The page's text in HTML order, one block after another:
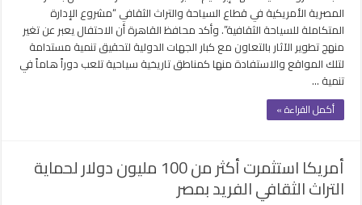
المصرية
الأمريكية
في
قطاع
المصرية الأمريكية في قطاع السياحة والتراث الثقافي “مشروع الإدارة
المتكاملة للسياحة الثقافية”. وأكد محافظ القاهرة أن الاحتفال يعبر عن تغير
منهج تطوير الآثار بالتعاون مع كبار الجهات الدولية لتحقيق تنمية مستدامة
لتلك المواقع والاستفادة منها كمناطق تاريخية سياحية تلعب دوراً هاماً في
تنمية …
أكمل القراءة »
أمريكا استثمرت أكثر من 100 مليون دولار لحماية
التراث الثقافي الفريد بمصر